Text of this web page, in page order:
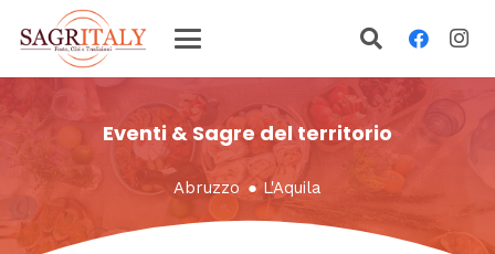
Eventi & Sagre del territorio
Abruzzo ● L'Aquila